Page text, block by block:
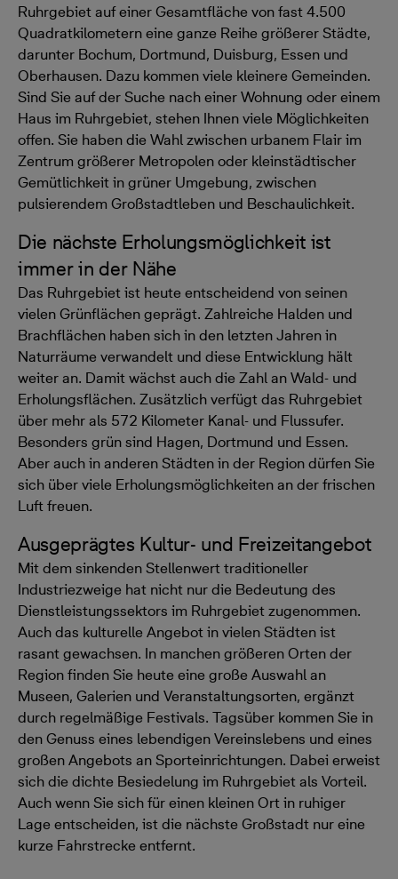
Ruhrgebiet auf einer Gesamtfläche von fast 4.500
Quadratkilometern eine ganze Reihe größerer Städte,
darunter Bochum, Dortmund, Duisburg, Essen und
Oberhausen. Dazu kommen viele kleinere Gemeinden.
Sind Sie auf der Suche nach einer Wohnung oder einem
Haus im Ruhrgebiet, stehen Ihnen viele Möglichkeiten
offen. Sie haben die Wahl zwischen urbanem Flair im
Zentrum größerer Metropolen oder kleinstädtischer
Gemütlichkeit in grüner Umgebung, zwischen
pulsierendem Großstadtleben und Beschaulichkeit.
Die nächste Erholungsmöglichkeit ist
immer in der Nähe
Das Ruhrgebiet ist heute entscheidend von seinen
vielen Grünflächen geprägt. Zahlreiche Halden und
Brachflächen haben sich in den letzten Jahren in
Naturräume verwandelt und diese Entwicklung hält
weiter an. Damit wächst auch die Zahl an Wald- und
Erholungsflächen. Zusätzlich verfügt das Ruhrgebiet
über mehr als 572 Kilometer Kanal- und Flussufer.
Besonders grün sind Hagen, Dortmund und Essen.
Aber auch in anderen Städten in der Region dürfen Sie
sich über viele Erholungsmöglichkeiten an der frischen
Luft freuen.
Ausgeprägtes Kultur- und Freizeitangebot
Mit dem sinkenden Stellenwert traditioneller
Industriezweige hat nicht nur die Bedeutung des
Dienstleistungssektors im Ruhrgebiet zugenommen.
Auch das kulturelle Angebot in vielen Städten ist
rasant gewachsen. In manchen größeren Orten der
Region finden Sie heute eine große Auswahl an
Museen, Galerien und Veranstaltungsorten, ergänzt
durch regelmäßige Festivals. Tagsüber kommen Sie in
den Genuss eines lebendigen Vereinslebens und eines
großen Angebots an Sporteinrichtungen. Dabei erweist
sich die dichte Besiedelung im Ruhrgebiet als Vorteil.
Auch wenn Sie sich für einen kleinen Ort in ruhiger
Lage entscheiden, ist die nächste Großstadt nur eine
kurze Fahrstrecke entfernt.